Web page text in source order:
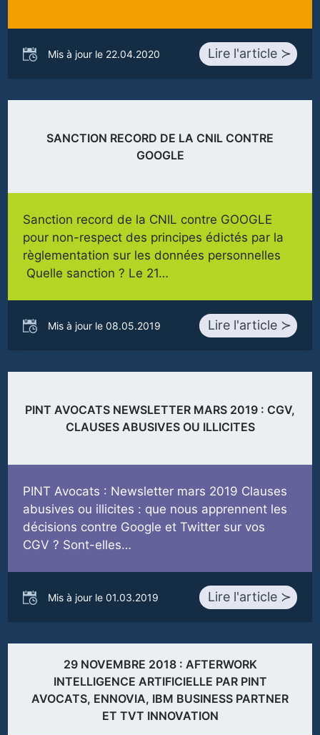
Mis à jour le 22.04.2020 Lire l'article ≻
SANCTION RECORD DE LA CNIL CONTRE
GOOGLE
Sanction record de la CNIL contre GOOGLE
pour non-respect des principes édictés par la
règlementation sur les données personnelles
Quelle sanction ? Le 21…
Mis à jour le 08.05.2019 Lire l'article ≻
PINT AVOCATS NEWSLETTER MARS 2019 : CGV,
CLAUSES ABUSIVES OU ILLICITES
PINT Avocats : Newsletter mars 2019 Clauses
abusives ou illicites : que nous apprennent les
décisions contre Google et Twitter sur vos
CGV ? Sont-elles…
Mis à jour le 01.03.2019 Lire l'article ≻
29 NOVEMBRE 2018 : AFTERWORK
INTELLIGENCE ARTIFICIELLE PAR PINT
AVOCATS, ENNOVIA, IBM BUSINESS PARTNER
ET TVT INNOVATION